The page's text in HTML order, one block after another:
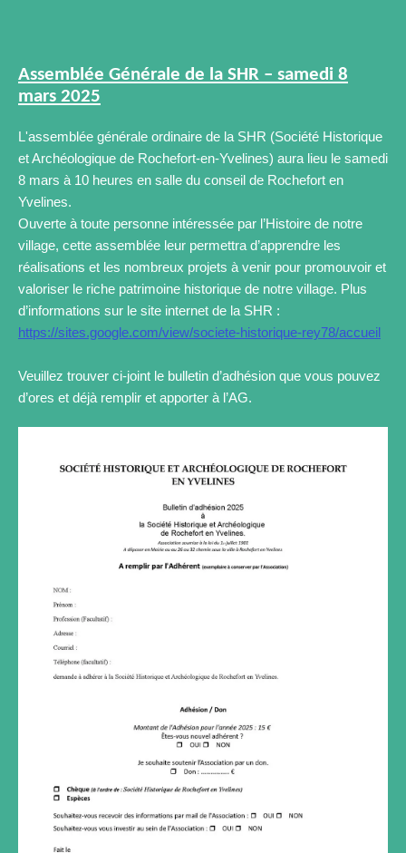
Assemblée Générale de la SHR – samedi 8
mars 2025
L'assemblée générale ordinaire de la SHR (Société Historique
et Archéologique de Rochefort-en-Yvelines) aura lieu le samedi
8 mars à 10 heures en salle du conseil de Rochefort en
Yvelines.
Ouverte à toute personne intéressée par l’Histoire de notre
village, cette assemblée leur permettra d’apprendre les
réalisations et les nombreux projets à venir pour promouvoir et
valoriser le riche patrimoine historique de notre village. Plus
d’informations sur le site internet de la SHR :
https://sites.google.com/view/societe-historique-rey78/accueil
Veuillez trouver ci-joint le bulletin d’adhésion que vous pouvez
d’ores et déjà remplir et apporter à l’AG.